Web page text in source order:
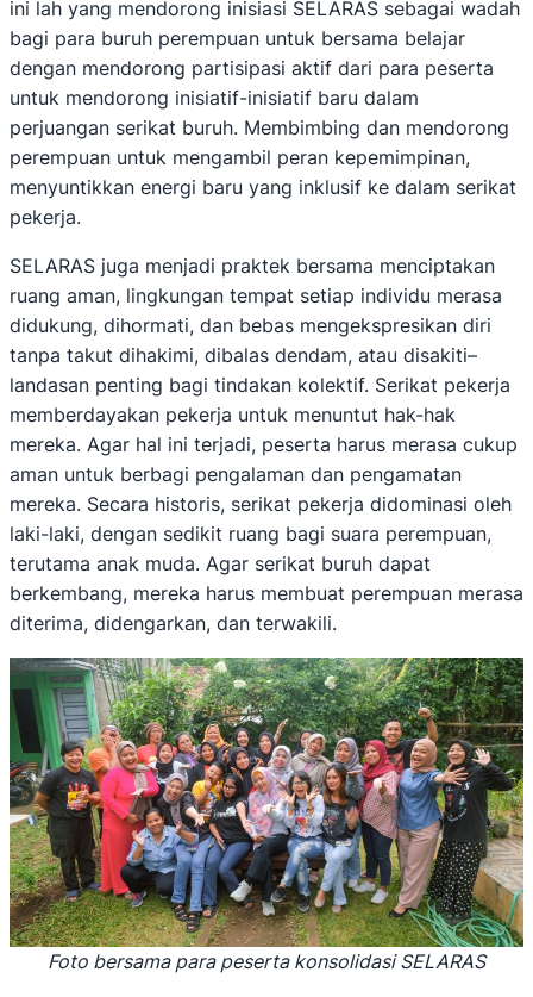
ini lah yang mendorong inisiasi SELARAS sebagai wadah
bagi para buruh perempuan untuk bersama belajar
dengan mendorong partisipasi aktif dari para peserta
untuk mendorong inisiatif-inisiatif baru dalam
perjuangan serikat buruh. Membimbing dan mendorong
perempuan untuk mengambil peran kepemimpinan,
menyuntikkan energi baru yang inklusif ke dalam serikat
pekerja.
SELARAS juga menjadi praktek bersama menciptakan
ruang aman, lingkungan tempat setiap individu merasa
didukung, dihormati, dan bebas mengekspresikan diri
tanpa takut dihakimi, dibalas dendam, atau disakiti–
landasan penting bagi tindakan kolektif. Serikat pekerja
memberdayakan pekerja untuk menuntut hak-hak
mereka. Agar hal ini terjadi, peserta harus merasa cukup
aman untuk berbagi pengalaman dan pengamatan
mereka. Secara historis, serikat pekerja didominasi oleh
laki-laki, dengan sedikit ruang bagi suara perempuan,
terutama anak muda. Agar serikat buruh dapat
berkembang, mereka harus membuat perempuan merasa
diterima, didengarkan, dan terwakili.
Foto bersama para peserta konsolidasi SELARAS